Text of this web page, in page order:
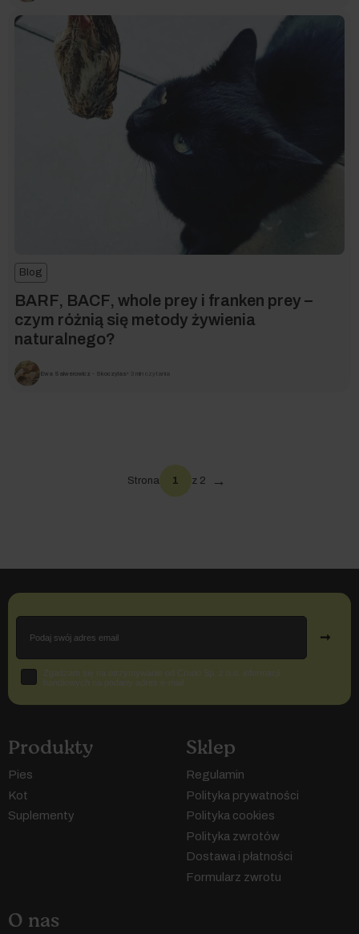
Blog
BARF, BACF, whole prey i franken prey –
czym różnią się metody żywienia
naturalnego?
Ewa Salwerowicz - Skoczylas • 3 min czytania
Strona 1 z 2 →
Email
➞
ZgodaZgadzam się na otrzymywanie od Crudo Sp. z o.o. informacji
handlowych na podany adres e-mail
Produkty
Pies
Kot
Suplementy
Sklep
Regulamin
Polityka prywatności
Polityka cookies
Polityka zwrotów
Dostawa i płatności
Formularz zwrotu
O nas